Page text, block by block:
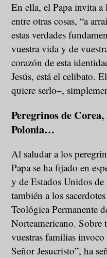
En ella, el Papa invita a
entre otras cosas, “a
estas verdades
vuestra vida y de
corazón de esta
Jesús, está el celibato.
quiere serlo–,
Peregrinos de
Polonia…
Al saludar a los
Papa se ha fijado en
y de Estados Unidos
también a los
Teológica Permanente
Norteamericano. Sobre
vuestras familias
Señor Jesucristo”, ha